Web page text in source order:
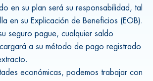
en su plan será su responsabilidad, tal
en su Explicación de Beneficios (EOB).
seguro pague, cualquier saldo
a su método de pago registrado
económicas, podemos trabajar con